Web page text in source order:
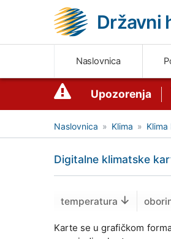
Državni
Naslovnica
Upozorenja
Naslovnica Klima
Digitalne klimatske
temperatura
Karte se u grafičkom